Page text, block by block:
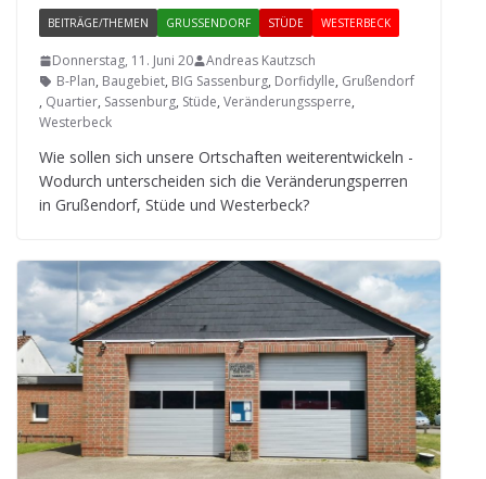
BEITRÄGE/THEMEN GRUSSENDORF STÜDE WESTERBECK
Donnerstag, 11. Juni 20
Andreas Kautzsch
B-Plan, Baugebiet, BIG Sassenburg, Dorfidylle, Grußendorf
, Quartier, Sassenburg, Stüde, Veränderungssperre,
Westerbeck
Wie sol­len sich unsere Ort­schaf­ten wei­ter­ent­wi­ckeln -
Wodurch unter­schei­den sich die Ver­än­de­rung­s­per­ren
in Gru­ßen­dorf, Stüde und Westerbeck?